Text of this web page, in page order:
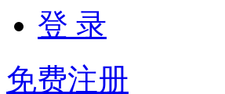
登 录
免费注册